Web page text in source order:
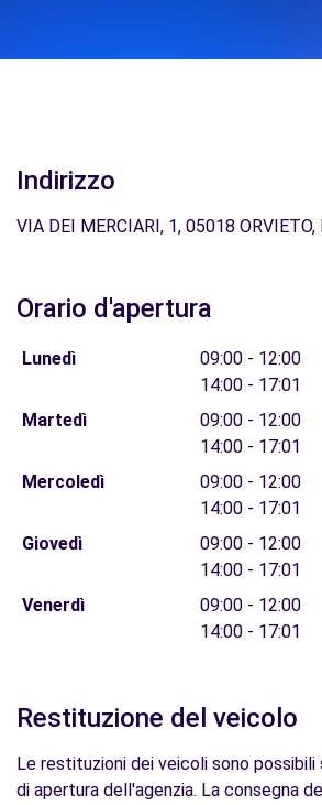
Indirizzo
VIA DEI MERCIARI, 1, 05018 ORVIETO,
Orario d'apertura
Lunedì
09:00 - 12:00
14:00 - 17:01
Martedì
09:00 - 12:00
14:00 - 17:01
Mercoledì
09:00 - 12:00
14:00 - 17:01
Giovedì
09:00 - 12:00
14:00 - 17:01
Venerdì
09:00 - 12:00
14:00 - 17:01
Restituzione del veicolo
Le restituzioni dei veicoli sono possibili
di apertura dell'agenzia. La consegna